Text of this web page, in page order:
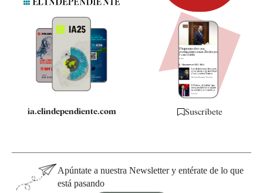
Quiénes somos
Especificaciones
ia.elindependiente.com Suscríbete
Apúntate a nuestra Newsletter y entérate de lo que
está pasando